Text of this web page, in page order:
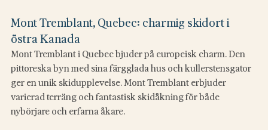
Mont Tremblant, Quebec: charmig skidort i
östra Kanada
Mont Tremblant i Quebec bjuder på europeisk charm. Den
pittoreska byn med sina färgglada hus och kullerstensgator
ger en unik skidupplevelse. Mont Tremblant erbjuder
varierad terräng och fantastisk skidåkning för både
nybörjare och erfarna åkare.